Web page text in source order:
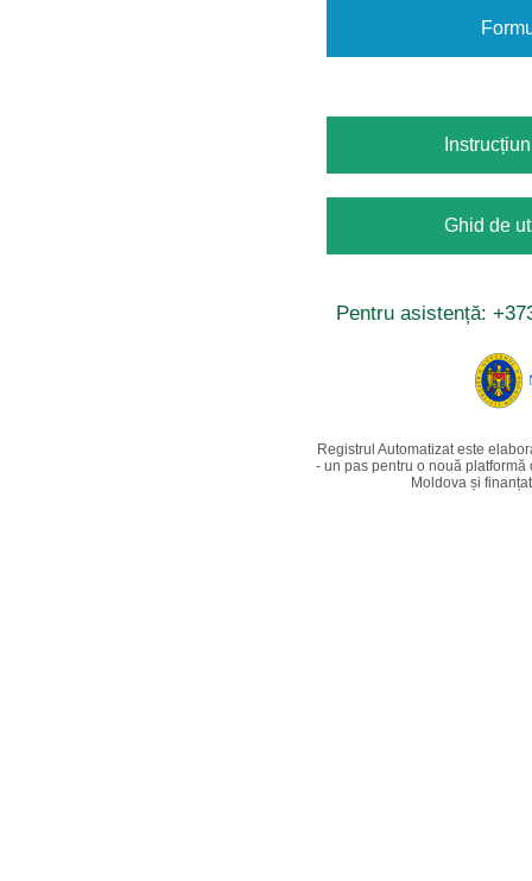
Ghid de
Pentru asistență:
Registrul Automatizat este
- un pas pentru o nouă platformă
Moldova și